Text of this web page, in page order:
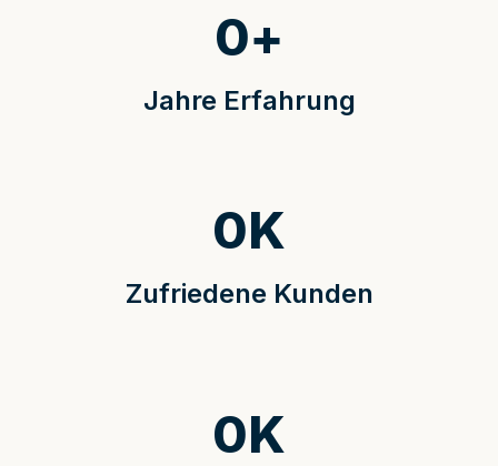
Jahre Erfahrung
0+
Zufriedene Kunden
0K
0K